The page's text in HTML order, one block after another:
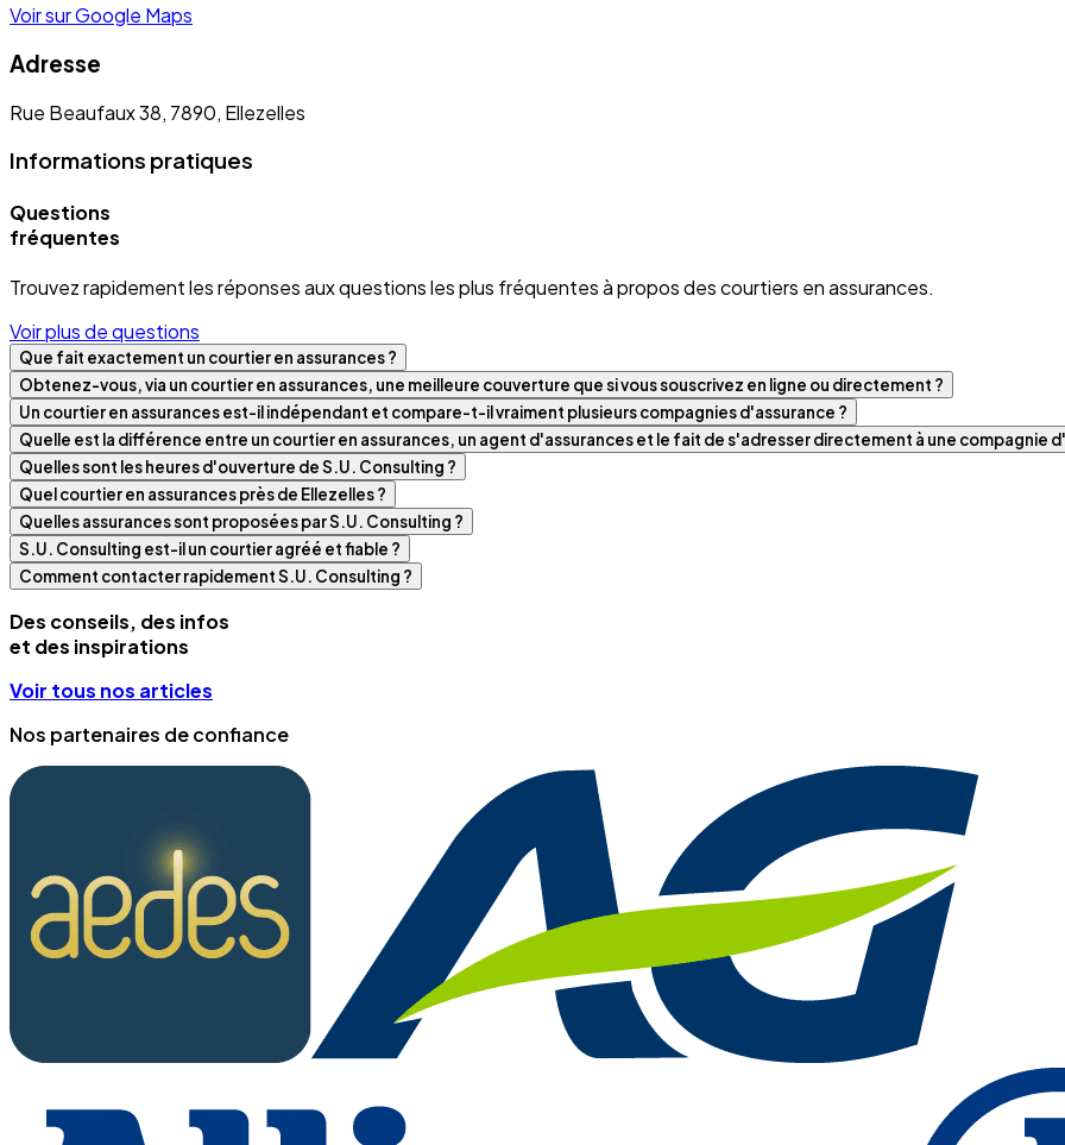
Voir sur Google Maps
Adresse
Rue Beaufaux 38, 7890, Ellezelles
Informations pratiques
Questions
fréquentes
Trouvez rapidement les réponses aux questions les plus fréquentes à propos des courtiers en assurances.
Voir plus de questions
Que fait exactement un courtier en assurances ?
Obtenez-vous, via un courtier en assurances, une meilleure couverture que si vous souscrivez en ligne ou directement ?
Un courtier en assurances est-il indépendant et compare-t-il vraiment plusieurs compagnies d'assurance ?
Quelle est la différence entre un courtier en assurances, un agent d'assurances et le fait de s'adresser directement à une compagnie
Quelles sont les heures d'ouverture de S.U. Consulting ?
Quel courtier en assurances près de Ellezelles ?
Quelles assurances sont proposées par S.U. Consulting ?
S.U. Consulting est-il un courtier agréé et fiable ?
Comment contacter rapidement S.U. Consulting ?
Des conseils, des infos
et des inspirations
Voir tous nos articles
Nos partenaires de confiance